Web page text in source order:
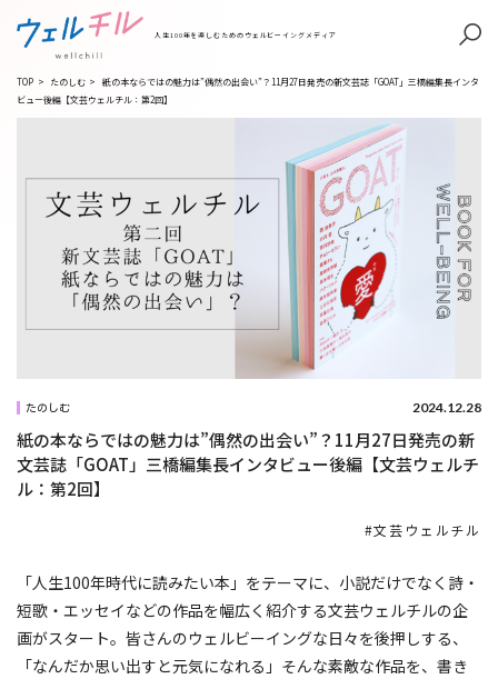
人生100年を楽しむためのウェルビーイングメディア
TOP > たのしむ >
紙の本ならではの魅力は”偶然の出会い”？11月27日発売の新文芸誌「GOAT」三橋編集長インタ
ビュー後編【文芸ウェルチル：第2回】
たのしむ 2024.12.28
紙の本ならではの魅力は”偶然の出会い”？11月27日発売の新
文芸誌「GOAT」三橋編集長インタビュー後編【文芸ウェルチ
ル：第2回】
文芸ウェルチル
「人生100年時代に読みたい本」をテーマに、小説だけでなく詩・
短歌・エッセイなどの作品を幅広く紹介する文芸ウェルチルの企
画がスタート。皆さんのウェルビーイングな日々を後押しする、
「なんだか思い出すと元気になれる」そんな素敵な作品を、書き